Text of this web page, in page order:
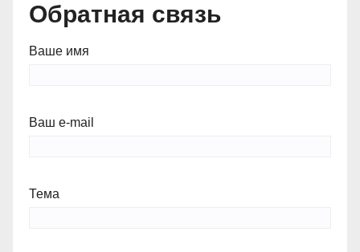
Обратная связь
Ваше имя
Ваш e-mail
Тема